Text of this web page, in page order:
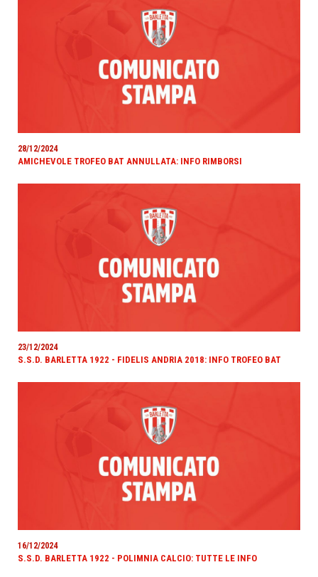
28/12/2024
AMICHEVOLE TROFEO BAT ANNULLATA: INFO RIMBORSI
23/12/2024
S.S.D. BARLETTA 1922 - FIDELIS ANDRIA 2018: INFO TROFEO BAT
16/12/2024
S.S.D. BARLETTA 1922 - POLIMNIA CALCIO: TUTTE LE INFO